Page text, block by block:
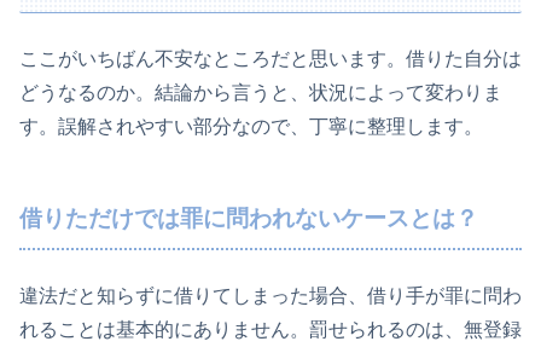
ここがいちばん不安なところだと思います。借りた自分は
どうなるのか。結論から言うと、状況によって変わりま
す。誤解されやすい部分なので、丁寧に整理します。
借りただけでは罪に問われないケースとは？
違法だと知らずに借りてしまった場合、借り手が罪に問わ
れることは基本的にありません。罰せられるのは、無登録